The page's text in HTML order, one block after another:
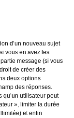
d’un nouveau sujet
vous en avez les
message (si vous
de créer des
deux options
des réponses.
qu’un utilisateur peut
», limiter la durée
et enfin